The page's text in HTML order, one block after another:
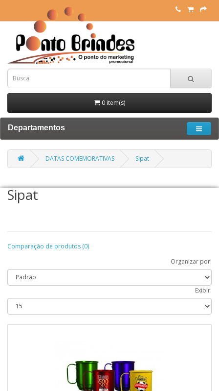
0 item(s)
Departamentos
DATAS COMEMORATIVAS Sipat
Sipat
Comparação de produtos (0)
Organizar por:
Exibir: